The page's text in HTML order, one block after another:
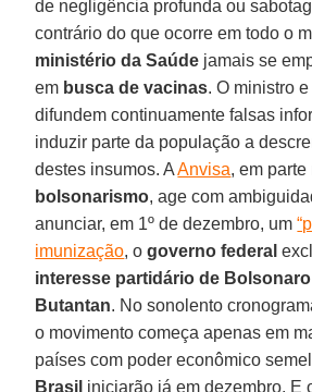
de negligência profunda ou
contrário do que ocorre em todo o
ministério da Saúde jamais se
em busca de vacinas. O ministro
difundem continuamente falsas
induzir parte da população a
destes insumos. AAnvisa, em
bolsonarismo, age com
anunciar, em 1º de dezembro, um
imunização, ogoverno federal
interesse partidário de Bolsonaro
Butantan. No sonolento
o movimento começa apenas em
países com poder econômico
Brasil iniciarão já em dezembro. E